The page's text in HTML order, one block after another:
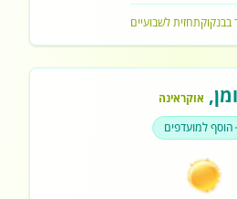
בבנקוקתחזית לשבועיים
, אוקראינה
הוסף למועדפים